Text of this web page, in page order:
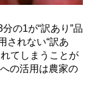
の1が“訳あり”品
されない“訳あ
てしまうことが
の活用は農家の